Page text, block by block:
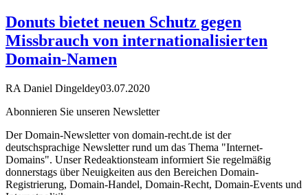
Donuts bietet neuen Schutz gegen
Missbrauch von internationalisierten
Domain-Namen
RA Daniel Dingeldey03.07.2020
Abonnieren Sie unseren Newsletter
Der Domain-Newsletter von domain-recht.de ist der
deutschsprachige Newsletter rund um das Thema "Internet-
Domains". Unser Redeaktionsteam informiert Sie regelmäßig
donnerstags über Neuigkeiten aus den Bereichen Domain-
Registrierung, Domain-Handel, Domain-Recht, Domain-Events und